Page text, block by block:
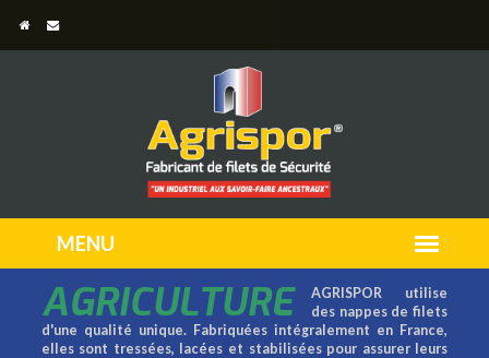
AGRICULTURE
AGRISPOR utilise
des nappes de filets
d'une qualité unique. Fabriquées intégralement en France,
elles sont tressées, lacées et stabilisées pour assurer leurs